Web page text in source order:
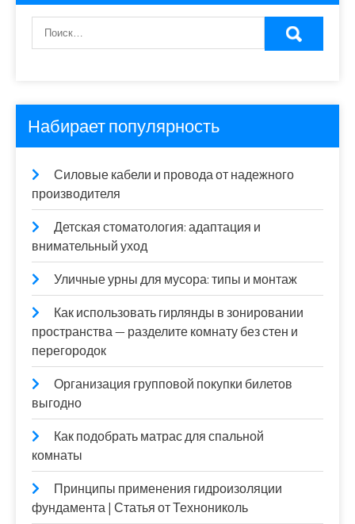
Набирает популярность
Силовые кабели и провода от надежного
производителя
Детская стоматология: адаптация и
внимательный уход
Уличные урны для мусора: типы и монтаж
Как использовать гирлянды в зонировании
пространства — разделите комнату без стен и
перегородок
Организация групповой покупки билетов
выгодно
Как подобрать матрас для спальной
комнаты
Принципы применения гидроизоляции
фундамента | Статья от Технониколь